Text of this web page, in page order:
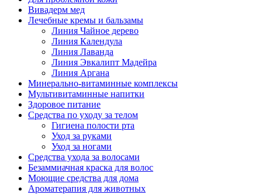
Вивадерм мед
Лечебные кремы и бальзамы
Линия Чайное дерево
Линия Календула
Линия Лаванда
Линия Эвкалипт Мадейра
Линия Аргана
Минерально-витаминные комплексы
Мультивитаминные напитки
Здоровое питание
Средства по уходу за телом
Гигиена полости рта
Уход за руками
Уход за ногами
Средства ухода за волосами
Безаммиачная краска для волос
Моющие средства для дома
Ароматерапия для животных